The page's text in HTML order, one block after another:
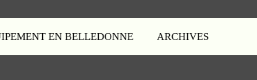
EN BELLEDONNE ARCHIVES